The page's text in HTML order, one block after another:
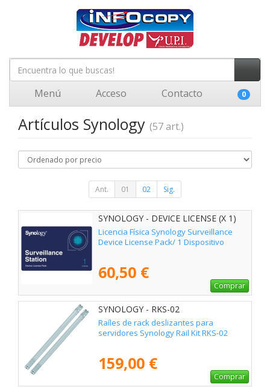
Menú Acceso Contacto 0
Artículos Synology (57 art.)
Ant. 01 02 Sig.
SYNOLOGY - DEVICE LICENSE (X 1)
Licencia Física Synology Surveillance
Device License Pack/ 1 Dispositivo
60,50 €
Comprar
SYNOLOGY - RKS-02
Raíles de rack deslizantes para
servidores Synology Rail Kit RKS-02
159,00 €
Comprar